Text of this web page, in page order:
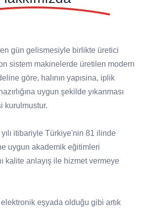
gün gelismesiyle birlikte üretici
sistem makinelerde üretilen modern
göre, halının yapısina, iplik
uygun şekilde yıkanması
kurulmustur.
itibariyle Türkiye'nin 81 ilinde
uygun akademik eğitimleri
kalite anlayış ile hizmet vermeye
elektronik eşyada olduğu gibi artık